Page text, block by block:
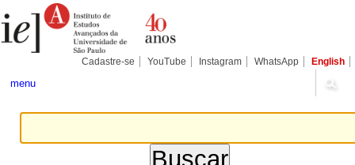
para
conteúdo.
Pessoais
Cadastre-se YouTube Instagram WhatsApp English
menu